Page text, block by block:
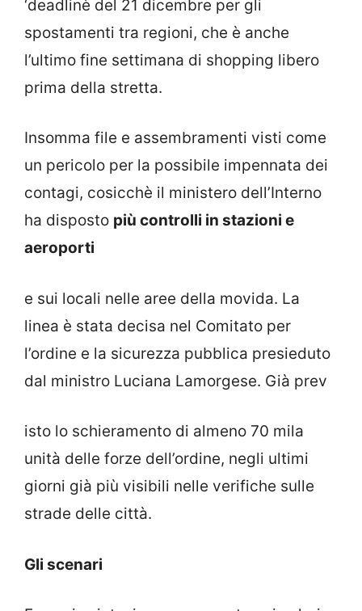
‘deadlinè del 21 dicembre per gli
spostamenti tra regioni, che è anche
l’ultimo fine settimana di shopping libero
prima della stretta.
Insomma file e assembramenti visti come
un pericolo per la possibile impennata dei
contagi, cosicchè il ministero dell’Interno
ha disposto più controlli in stazioni e
aeroporti
e sui locali nelle aree della movida. La
linea è stata decisa nel Comitato per
l’ordine e la sicurezza pubblica presieduto
dal ministro Luciana Lamorgese. Già prev
isto lo schieramento di almeno 70 mila
unità delle forze dell’ordine, negli ultimi
giorni già più visibili nelle verifiche sulle
strade delle città.
Gli scenari